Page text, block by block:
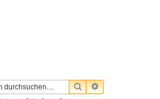
SUCHEERWEITERTE